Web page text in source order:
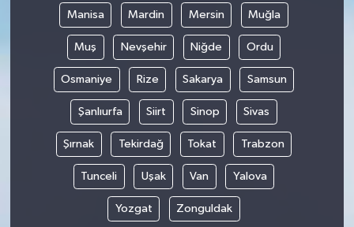
Manisa Mardin Mersin Muğla
Muş Nevşehir Niğde Ordu
Osmaniye Rize Sakarya Samsun
Şanlıurfa Siirt Sinop Sivas
Şırnak Tekirdağ Tokat Trabzon
Tunceli Uşak Van Yalova
Yozgat Zonguldak